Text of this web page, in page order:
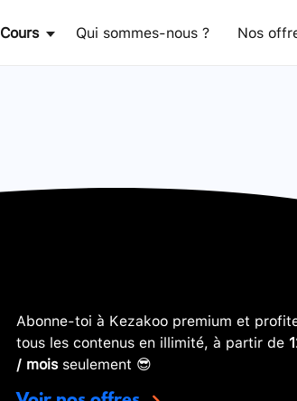
Cours Qui sommes-nous ? Nos
Abonne-toi à Kezakoo premium et
tous les contenus en illimité, à partir de
/ moisseulement 😎